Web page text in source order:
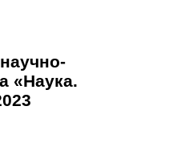
«Наука.